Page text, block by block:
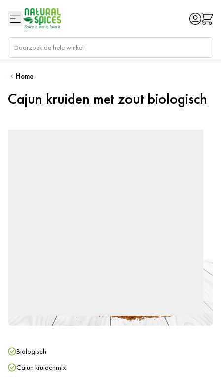
Home
Cajun kruiden met zout biologisch
Biologisch
Cajun kruidenmix